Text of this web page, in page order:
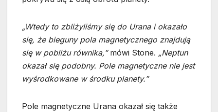
„Wtedy to zbliżyliśmy się do Urana i okazało
się, że bieguny pola magnetycznego znajdują
się w pobliżu równika,”mówi Stone. „Neptun
okazał się podobny. Pole magnetyczne nie jest
wyśrodkowane w środku planety.”
Pole magnetyczne Urana okazał się także